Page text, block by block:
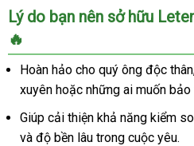
bóp
siêu
thật
Lý do bạn nên sở hữu
🔥
Hoàn hảo cho quý ông độc
xuyên hoặc những ai muốn
Giúp cải thiện khả năng kiểm
và độ bền lâu trong cuộc yêu.